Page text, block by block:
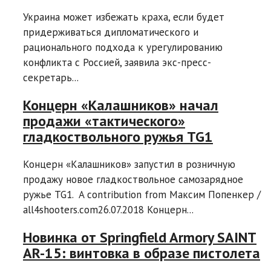
Украина может избежать краха, если будет
придерживаться дипломатического и
рационального подхода к урегулированию
конфликта с Россией, заявила экс-пресс-
секретарь...
Концерн «Калашников» начал
продажи «тактического»
гладкоствольного ружья TG1
Концерн «Калашников» запустил в розничную
продажу новое гладкоствольное самозарядное
ружье TG1. A contribution from Максим Попенкер /
all4shooters.com26.07.2018 Концерн...
Новинка от Springfield Armory SAINT
AR-15: винтовка в образе пистолета